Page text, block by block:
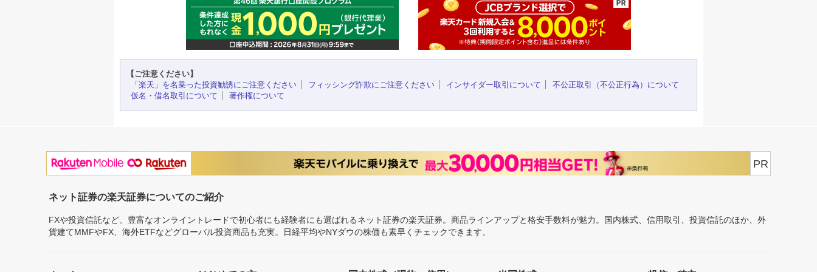
【ご注意ください】
「楽天」を名乗った投資勧誘にご注意ください
フィッシング詐欺にご注意ください インサイダー取引について
不公正取引（不公正行為）について
仮名・借名取引について
著作権について
PR
ネット証券の楽天証券についてのご紹介
FXや投資信託など、豊富なオンライントレードで初心者にも経験者にも選ばれるネット証券の楽天証券。商品ラインアップと格安手数料が魅力。国内株式、信用取引、投資信託のほか、外
貨建てMMFやFX、海外ETFなどグローバル投資商品も充実。日経平均やNYダウの株価も素早くチェックできます。